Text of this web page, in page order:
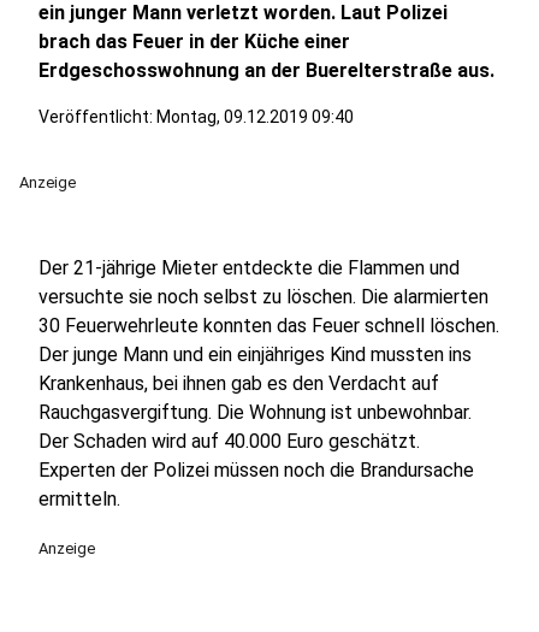
ein junger Mann verletzt worden. Laut Polizei
brach das Feuer in der Küche einer
Erdgeschosswohnung an der Buerelterstraße aus.
Veröffentlicht: Montag, 09.12.2019 09:40
Anzeige
Der 21-jährige Mieter entdeckte die Flammen und
versuchte sie noch selbst zu löschen. Die alarmierten
30 Feuerwehrleute konnten das Feuer schnell löschen.
Der junge Mann und ein einjähriges Kind mussten ins
Krankenhaus, bei ihnen gab es den Verdacht auf
Rauchgasvergiftung. Die Wohnung ist unbewohnbar.
Der Schaden wird auf 40.000 Euro geschätzt.
Experten der Polizei müssen noch die Brandursache
ermitteln.
Anzeige